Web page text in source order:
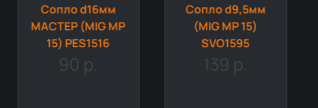
Сопло d16мм
МАСТЕР (MIG MP
15) PES1516
90 р.
Сопло d9,5мм
(MIG MP 15)
SVO1595
139 р.